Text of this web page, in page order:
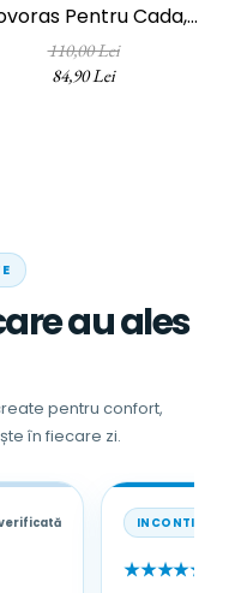
Pentru Cada,
Anti-Alunecare,
100x40 Cm,
110,00 Lei
84,90 Lei
au ales
pentru confort,
în fiecare zi.
★★★★★